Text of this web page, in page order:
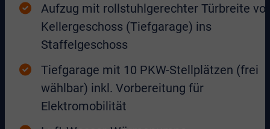
Aufzug mit rollstuhlgerechter Türbreite
Kellergeschoss (Tiefgarage) ins
Staffelgeschoss
Tiefgarage mit 10 PKW-Stellplätzen (frei
wählbar) inkl. Vorbereitung für
Elektromobilität